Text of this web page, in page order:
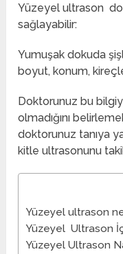
Yüzeyel ultrason
sağlayabilir:
Yumuşak dokuda
boyut, konum,
Doktorunuz bu
olmadığını
doktorunuz tanıya
kitle ultrasonunu
Yüzeyel ultrason
Yüzeyel Ultrason
Yüzeyel Ultrason